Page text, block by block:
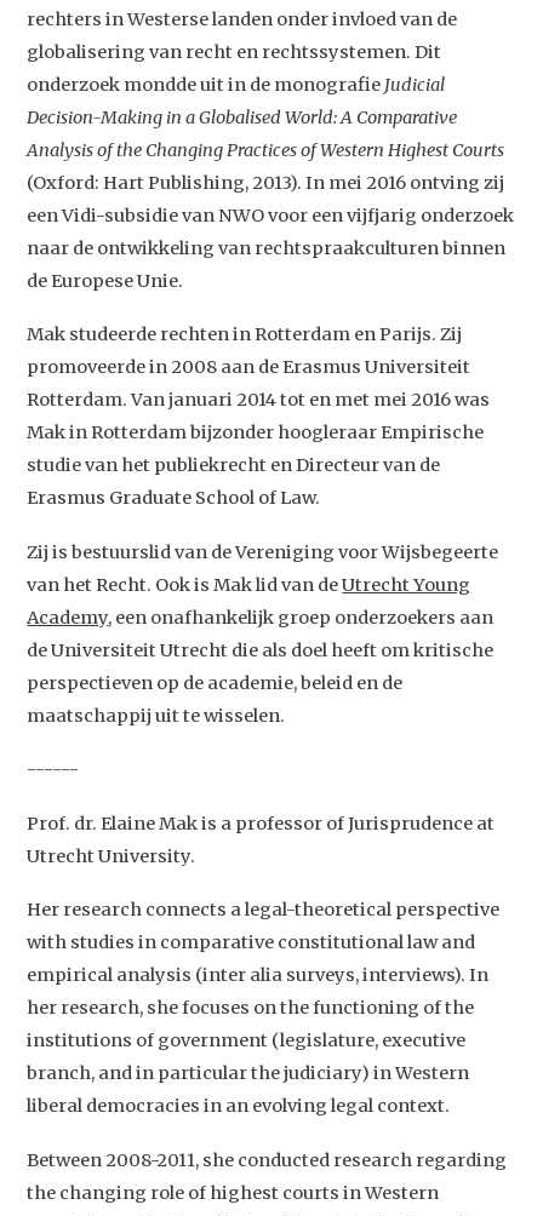
Studium Generale
Home
Agenda
Video
Podcast
Artikelen
Contact
rechters in Westerse landen onder invloed van de
globalisering van recht en rechtssystemen. Dit
onderzoek mondde uit in de monografie Judicial
Decision-Making in a Globalised World: A Comparative
Analysis of the Changing Practices of Western Highest Courts
(Oxford: Hart Publishing, 2013). In mei 2016 ontving zij
een Vidi-subsidie van NWO voor een vijfjarig onderzoek
naar de ontwikkeling van rechtspraakculturen binnen
de Europese Unie.
Mak studeerde rechten in Rotterdam en Parijs. Zij
promoveerde in 2008 aan de Erasmus Universiteit
Rotterdam. Van januari 2014 tot en met mei 2016 was
Mak in Rotterdam bijzonder hoogleraar Empirische
studie van het publiekrecht en Directeur van de
Erasmus Graduate School of Law.
Zij is bestuurslid van de Vereniging voor Wijsbegeerte
van het Recht. Ook is Mak lid van deUtrecht Young
Academy, een onafhankelijk groep onderzoekers aan
de Universiteit Utrecht die als doel heeft om kritische
perspectieven op de academie, beleid en de
maatschappij uit te wisselen.
------
Prof. dr. Elaine Mak is a professor of Jurisprudence at
Utrecht University.
Her research connects a legal-theoretical perspective
with studies in comparative constitutional law and
empirical analysis (inter alia surveys, interviews). In
her research, she focuses on the functioning of the
institutions of government (legislature, executive
branch, and in particular the judiciary) in Western
liberal democracies in an evolving legal context.
Between 2008-2011, she conducted research regarding
the changing role of highest courts in Western